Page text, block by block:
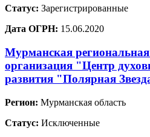
Статус: Зарегистрированные
Дата ОГРН: 15.06.2020
Мурманская
организация "Центр
развития "Полярная
Регион: Мурманская область
Статус: Исключенные